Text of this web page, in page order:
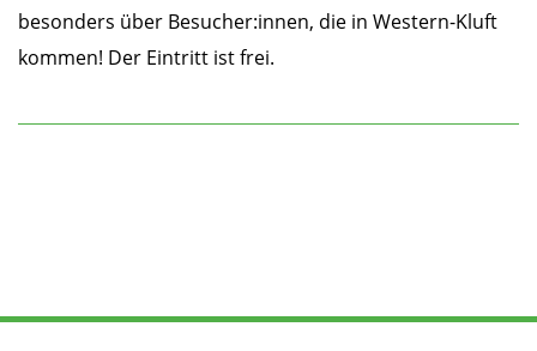
besonders über Besucher:innen, die in Western-Kluft
kommen! Der Eintritt ist frei.